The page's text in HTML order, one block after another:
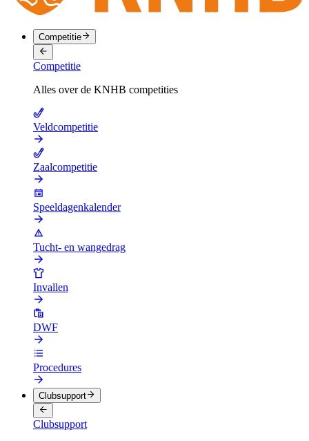
Competitie
Competitie
Alles over de KNHB competities
Veldcompetitie
Zaalcompetitie
Speeldagenkalender
Tucht- en wangedrag
Invallen
DWF
Procedures
Clubsupport
Clubsupport